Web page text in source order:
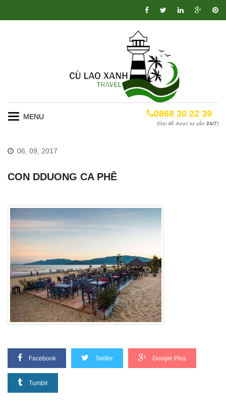
Toggle
0868 30 22 39
(Gọi để được tư vấn 24/7)
06, 09, 2017
CON DDUONG CA PHÊ
Facebook Twitter Google Plus
Tumblr